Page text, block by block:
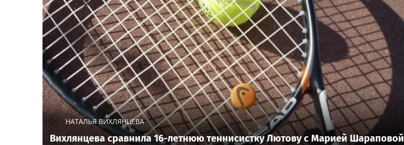
НАТАЛЬЯ ВИХЛЯНЦЕВА
Вихлянцева сравнила 16-летнюю теннисистку Лютову с Марией Шараповой